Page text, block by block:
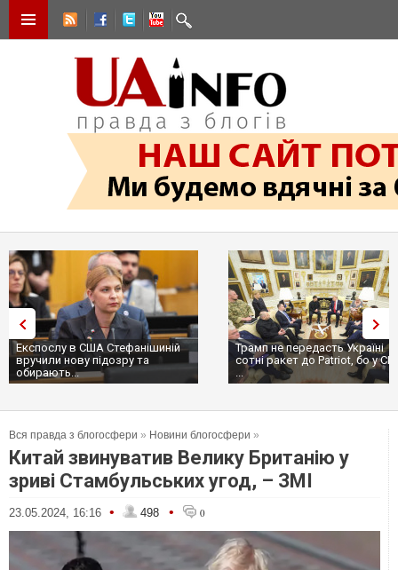
Експослу в США Стефанішиній
вручили нову підозру та
обирають...
Трамп не передасть Україні
сотні ракет до Patriot, бо у
...
Вся правда з блогосфери » Новини блогосфери »
Китай звинуватив Велику Британію у
зриві Стамбульських угод, – ЗМІ
23.05.2024, 16:16 • 498 • 0